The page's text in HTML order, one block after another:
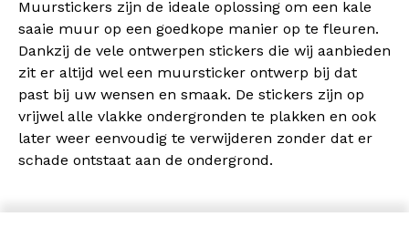
Muurstickers zijn de ideale oplossing om een kale
saaie muur op een goedkope manier op te fleuren.
Dankzij de vele ontwerpen stickers die wij aanbieden
zit er altijd wel een muursticker ontwerp bij dat
past bij uw wensen en smaak. De stickers zijn op
vrijwel alle vlakke ondergronden te plakken en ook
later weer eenvoudig te verwijderen zonder dat er
schade ontstaat aan de ondergrond.